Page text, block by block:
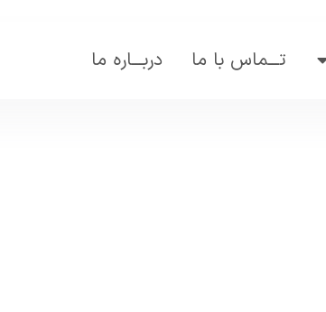
تـــماس با ما دربـــاره ما